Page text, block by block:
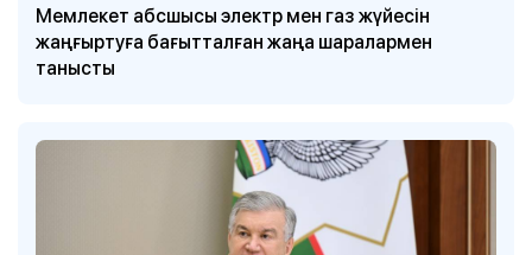
Мемлекет абсшысы электр мен газ жүйесін
жаңғыртуға бағытталған жаңа шаралармен
танысты